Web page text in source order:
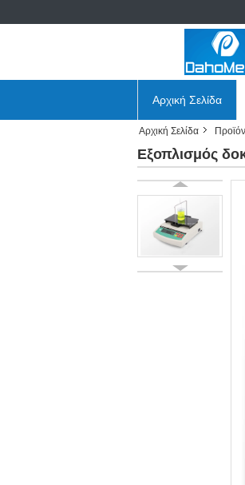
Αρχική Σελίδα
Αρχική Σελίδα
Εξοπλισμός